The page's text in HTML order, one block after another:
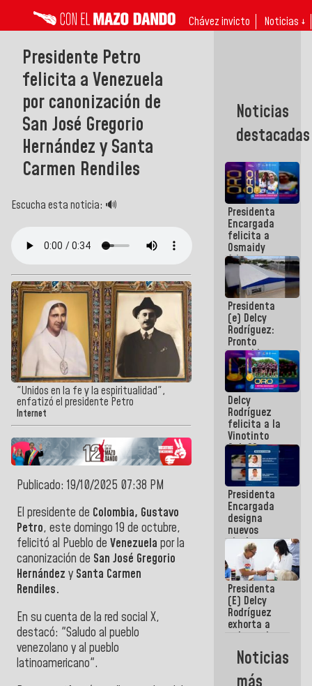
Chávez invicto Noticias ↓
Presidente Petro
felicita a Venezuela
por canonización de
San José Gregorio
Hernández y Santa
Carmen Rendiles
Escucha esta noticia: 🔊
"Unidos en la fe y la espiritualidad",
enfatizó el presidente Petro
Internet
Publicado: 19/10/2025 07:38 PM
El presidente de Colombia, Gustavo
Petro, este domingo 19 de octubre,
felicitó al Pueblo de Venezuela por la
canonización de San José Gregorio
Hernández y Santa Carmen
Rendiles.
En su cuenta de la red social X,
destacó: "Saludo al pueblo
venezolano y al pueblo
latinoamericano".
Noticias
destacadas
Presidenta
Encargada
felicita a
Osmaidy
Arias y
Giraly
Marcano por
hacer
historia en
los
Centroamericanos
Presidenta
(e) Delcy
Rodríguez:
Pronto
restableceremos
las
operaciones
en el
Aeropuerto
Internacional
de
Maiquetía
Delcy
Rodríguez
felicita a la
Vinotinto
Sub 20
campeona
frente
México Sub
23 en los
Centroamericanos
Presidenta
Encargada
designa
nuevos
titulares en
Viceministerio
de Energía
Eléctrica y
CORPOELEC
Presidenta
(E) Delcy
Rodríguez
exhorta a
gobernadores
y alcaldes a
edificar
casas para
Noticias